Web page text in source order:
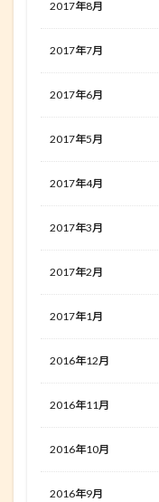
2017年8月
2017年7月
2017年6月
2017年5月
2017年4月
2017年3月
2017年2月
2017年1月
2016年12月
2016年11月
2016年10月
2016年9月